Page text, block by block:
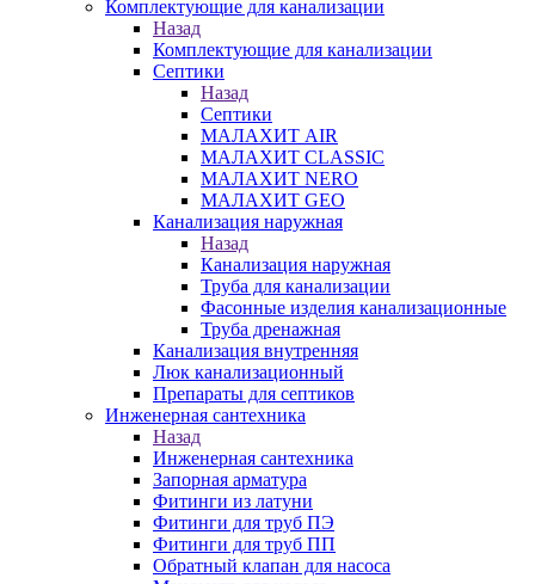
Комплектующие для канализации
Назад
Комплектующие для канализации
Септики
Назад
Септики
МАЛАХИТ AIR
МАЛАХИТ CLASSIC
МАЛАХИТ NERO
МАЛАХИТ GEO
Канализация наружная
Назад
Канализация наружная
Труба для канализации
Фасонные изделия канализационные
Труба дренажная
Канализация внутренняя
Люк канализационный
Препараты для септиков
Инженерная сантехника
Назад
Инженерная сантехника
Запорная арматура
Фитинги из латуни
Фитинги для труб ПЭ
Фитинги для труб ПП
Обратный клапан для насоса